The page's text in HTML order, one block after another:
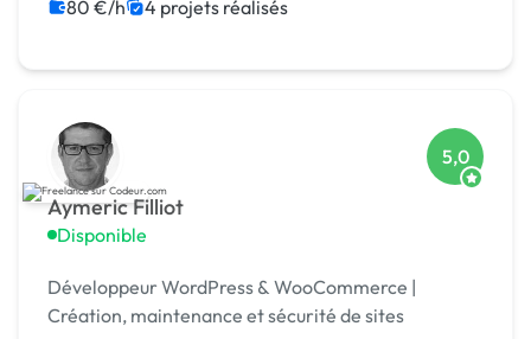
Migration ou refonte de site
80 €/h 4 projets réalisés
Aymeric Filliot
Disponible
5,0
Développeur WordPress & WooCommerce |
Création, maintenance et sécurité de sites